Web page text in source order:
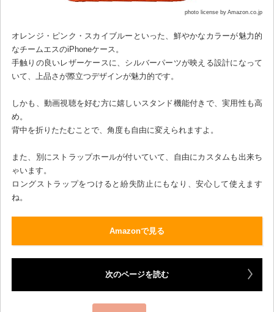
photo license by Amazon.co.jp
オレンジ・ピンク・スカイブルーといった、鮮やかなカラーが魅力的
なチームエスのiPhoneケース。
手触りの良いレザーケースに、シルバーパーツが映える設計になって
いて、上品さが際立つデザインが魅力的です。
しかも、動画視聴を好む方に嬉しいスタンド機能付きで、実用性も高
め。
背中を折りたたむことで、角度も自由に変えられますよ。
また、別にストラップホールが付いていて、自由にカスタムも出来ち
ゃいます。
ロングストラップをつけると紛失防止にもなり、安心して使えます
ね。
Amazonで見る
次のページを読む